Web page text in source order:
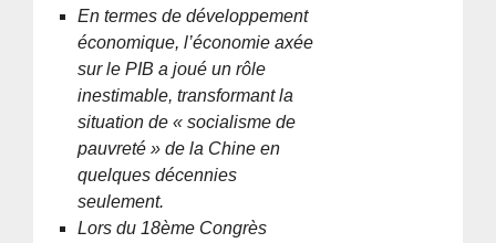
En termes de développement
économique, l’économie axée
sur le PIB a joué un rôle
inestimable, transformant la
situation de « socialisme de
pauvreté » de la Chine en
quelques décennies
seulement.
Lors du 18ème Congrès